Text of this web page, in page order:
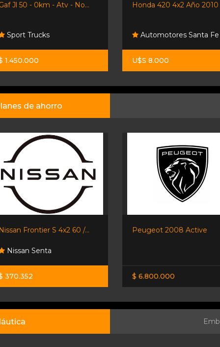
Honda 420 4x2 Año 2010
Automotores Santa Fe
U$S 8.000
Cuatri Voge X Wolf
Moto Sport
$ 19.318.000
de ahorro
Nissan Frontier S 4x2 60 /...
Nissan Senta
370.352
Peugeot 2008 Active
$ 6.800.000